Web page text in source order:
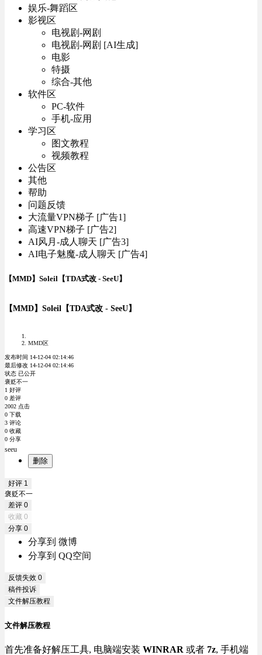
娱乐-舞蹈区
影视区
电视剧-网剧
电视剧-网剧 [AI生成]
电影
特摄
综合-其他
软件区
PC-软件
手机-应用
学习区
图文教程
视频教程
公告区
其他
帮助
问题反馈
大流量VPN梯子 [广告1]
高速VPN梯子 [广告2]
AI风月-成人聊天 [广告3]
AI电子魅魔-成人聊天 [广告4]
【MMD】Soleil【TDA式改 - SeeU】
【MMD】Soleil【TDA式改 - SeeU】
MMD区
发布时间 14-12-04 02:14:46
最后修改 14-12-04 02:14:46
状态 已公开
褒贬不一
1 好评
0 差评
2002 点击
0 下载
3 评论
0 收藏
0 分享
seeu
删除
好评 1
褒贬不一
差评 0
收藏 0
分享 0
分享到 微博
分享到 QQ空间
反馈失效 0
稿件投诉
文件解压教程
文件解压教程
首先准备好解压工具, 电脑端安装 WINRAR 或者 7z, 手机端